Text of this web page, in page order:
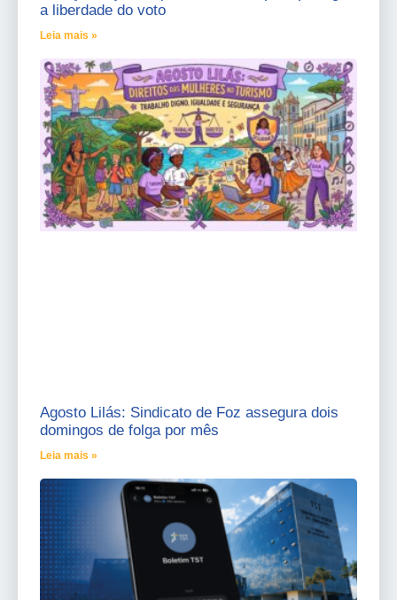
a liberdade do voto
Leia mais »
Agosto Lilás: Sindicato de Foz assegura dois
domingos de folga por mês
Leia mais »